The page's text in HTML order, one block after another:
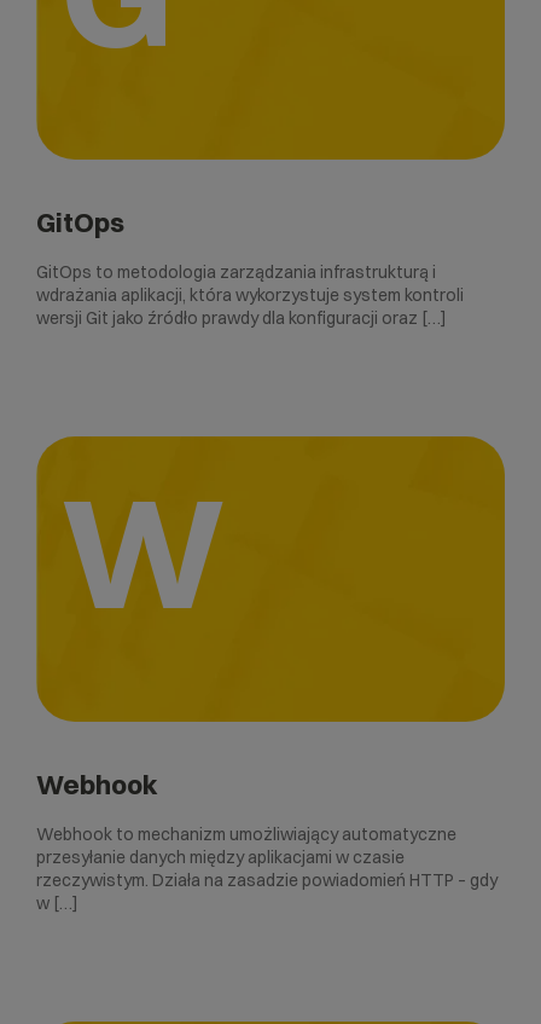
GitOps
GitOps to metodologia zarządzania infrastrukturą i
wdrażania aplikacji, która wykorzystuje system kontroli
wersji Git jako źródło prawdy dla konfiguracji oraz […]
W
Webhook
Webhook to mechanizm umożliwiający automatyczne
przesyłanie danych między aplikacjami w czasie
rzeczywistym. Działa na zasadzie powiadomień HTTP – gdy
w […]